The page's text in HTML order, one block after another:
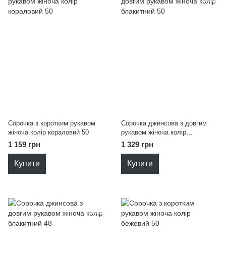
Сорочка з коротким рукавом
жіноча колір кораловий 50
1 159 грн
Купити
Сорочка джинсова з довгим
рукавом жіноча колір
блакитний 50
1 329 грн
Купити